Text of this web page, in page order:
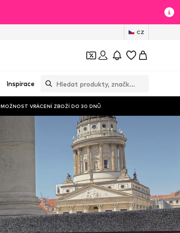
CZ
Inspirace
MOŽNOST VRÁCENÍ ZBOŽÍ DO 30 DNŮ